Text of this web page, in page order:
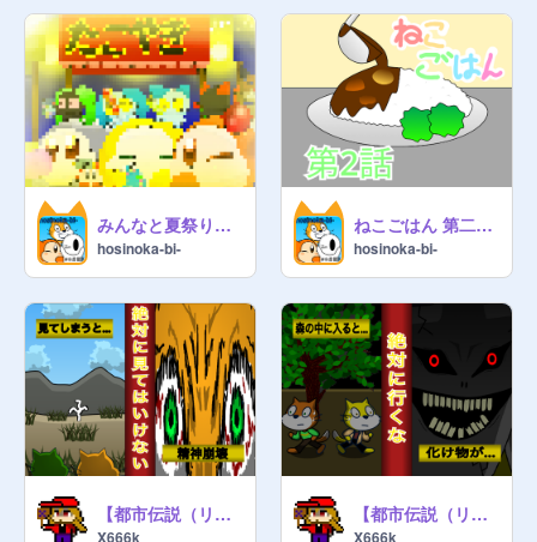
みんなと夏祭り！ (デジタル)
hosinoka-bi-
ねこごはん 第二話 昼食
hosinoka-bi-
【都市伝説（リメイク版）】くねくね
X666k
【都市伝説（リメイク版）】ヤマノケ
X666k